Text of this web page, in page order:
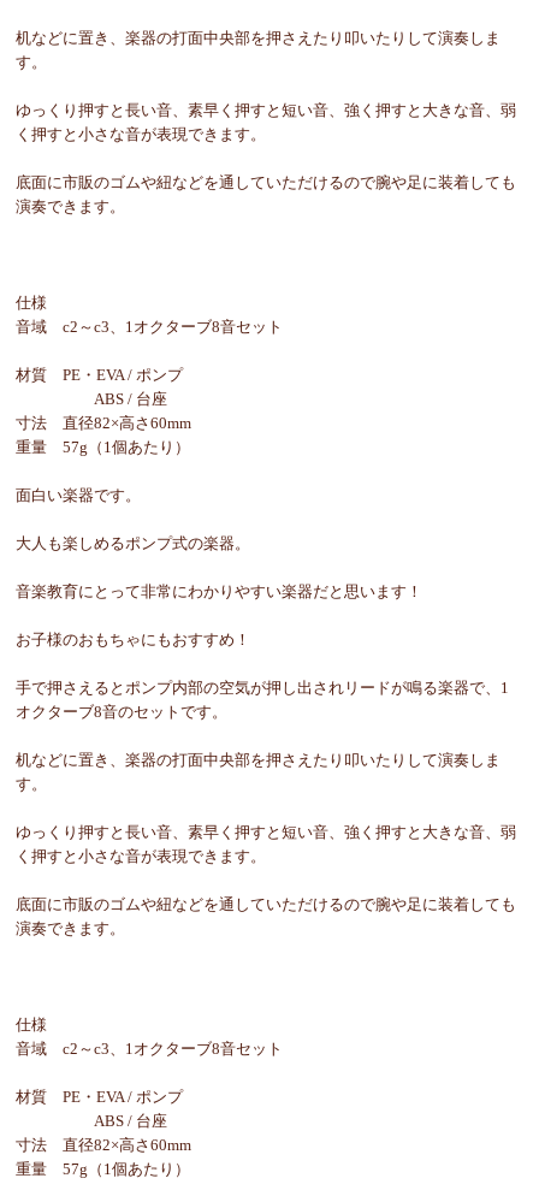
机などに置き、楽器の打面中央部を押さえたり叩いたりして演奏しま
す。
ゆっくり押すと長い音、素早く押すと短い音、強く押すと大きな音、弱
く押すと小さな音が表現できます。
底面に市販のゴムや紐などを通していただけるので腕や足に装着しても
演奏できます。
仕様
音域 c2～c3、1オクターブ8音セット
材質 PE・EVA / ポンプ
ABS / 台座
寸法 直径82×高さ60mm
重量 57g（1個あたり）
面白い楽器です。
大人も楽しめるポンプ式の楽器。
音楽教育にとって非常にわかりやすい楽器だと思います！
お子様のおもちゃにもおすすめ！
手で押さえるとポンプ内部の空気が押し出されリードが鳴る楽器で、1
オクターブ8音のセットです。
机などに置き、楽器の打面中央部を押さえたり叩いたりして演奏しま
す。
ゆっくり押すと長い音、素早く押すと短い音、強く押すと大きな音、弱
く押すと小さな音が表現できます。
底面に市販のゴムや紐などを通していただけるので腕や足に装着しても
演奏できます。
仕様
音域 c2～c3、1オクターブ8音セット
材質 PE・EVA / ポンプ
ABS / 台座
寸法 直径82×高さ60mm
重量 57g（1個あたり）